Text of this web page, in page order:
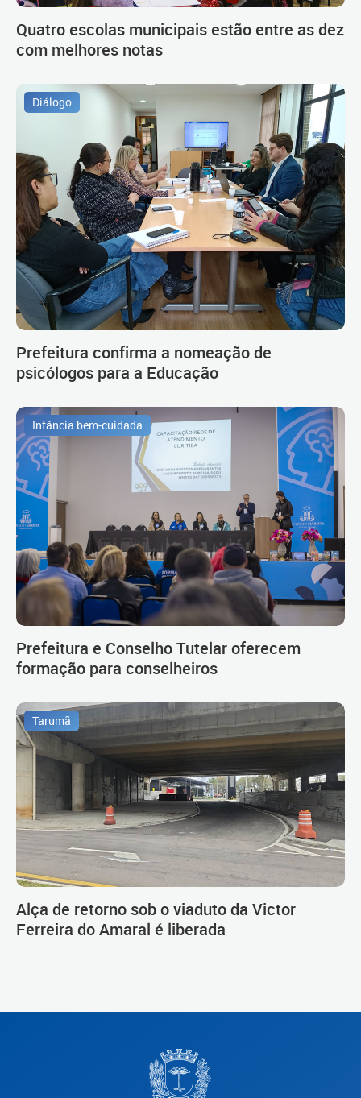
Quatro escolas municipais estão entre as dez
com melhores notas
Diálogo
Prefeitura confirma a nomeação de
psicólogos para a Educação
Infância bem-cuidada
Prefeitura e Conselho Tutelar oferecem
formação para conselheiros
Tarumã
Alça de retorno sob o viaduto da Victor
Ferreira do Amaral é liberada